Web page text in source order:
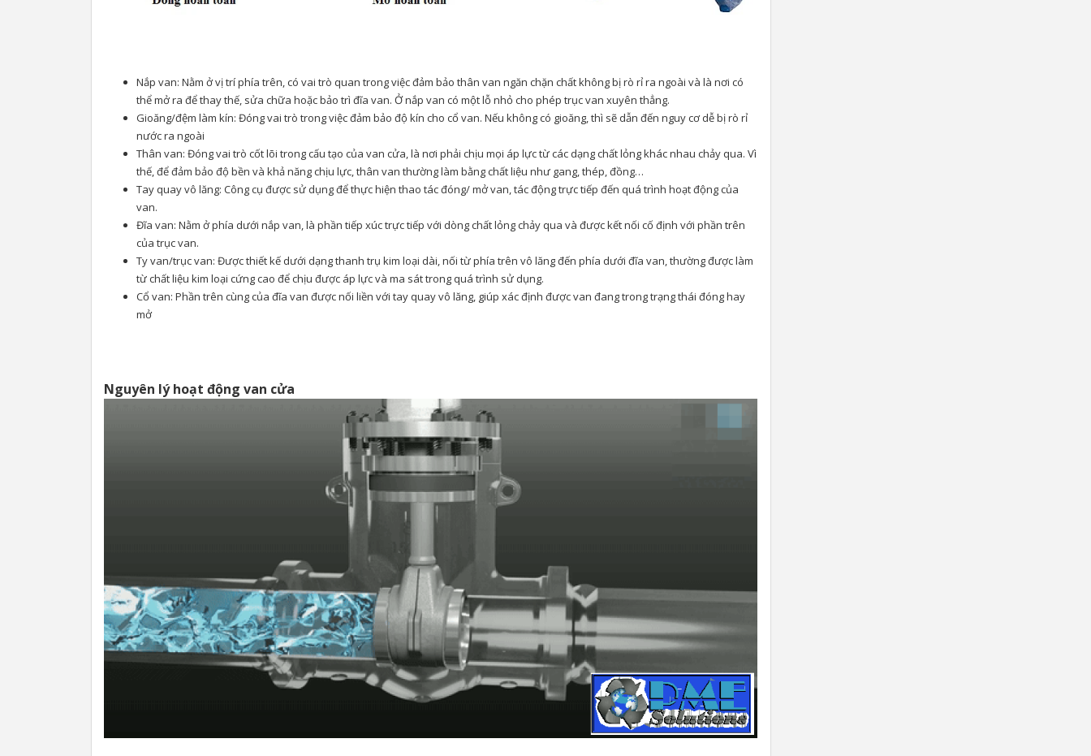
Nắp van: Nằm ở vị trí phía trên, có vai trò quan trong việc đảm bảo thân van ngăn chặn chất không bị rò rỉ ra ngoài và là nơi có
thể mở ra để thay thế, sửa chữa hoặc bảo trì đĩa van. Ở nắp van có một lỗ nhỏ cho phép trục van xuyên thẳng.
Gioăng/đệm làm kín: Đóng vai trò trong việc đảm bảo độ kín cho cổ van. Nếu không có gioăng, thì sẽ dẫn đến nguy cơ dễ bị rò rỉ
nước ra ngoài
Thân van: Đóng vai trò cốt lõi trong cấu tạo của van cửa, là nơi phải chịu mọi áp lực từ các dạng chất lỏng khác nhau chảy qua. Vì
thế, để đảm bảo độ bền và khả năng chịu lực, thân van thường làm bằng chất liệu như gang, thép, đồng…
Tay quay vô lăng: Công cụ được sử dụng để thực hiện thao tác đóng/ mở van, tác động trực tiếp đến quá trình hoạt động của
van.
Đĩa van: Nằm ở phía dưới nắp van, là phần tiếp xúc trực tiếp với dòng chất lỏng chảy qua và được kết nối cố định với phần trên
của trục van.
Ty van/trục van: Được thiết kế dưới dạng thanh trụ kim loại dài, nối từ phía trên vô lăng đến phía dưới đĩa van, thường được làm
từ chất liệu kim loại cứng cao để chịu được áp lực và ma sát trong quá trình sử dụng.
Cổ van: Phần trên cùng của đĩa van được nối liền với tay quay vô lăng, giúp xác định được van đang trong trạng thái đóng hay
mở
Nguyên lý hoạt động van cửa